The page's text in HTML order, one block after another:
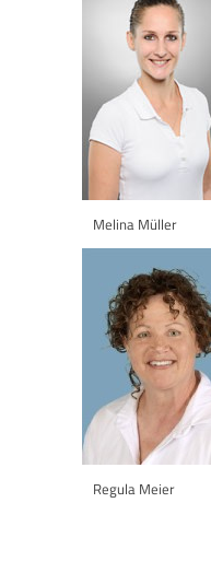
Melina Müller
Regula Meier